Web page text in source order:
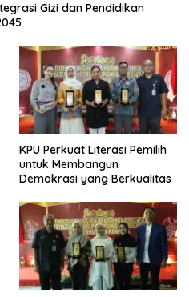
Gizi dan Pendidikan
KPU Perkuat Literasi Pemilih
untuk Membangun
Demokrasi yang Berkualitas